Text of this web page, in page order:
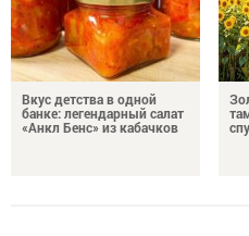
Вкус детства в одной
банке: легендарный салат
«Анкл Бенс» из кабачков